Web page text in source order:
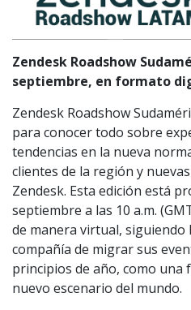
Zendesk Roadshow
septiembre, en formato
Zendesk Roadshow
para conocer todo sobre
tendencias en la nueva
clientes de la región y
Zendesk. Esta edición está
septiembre a las 10 a.m.
de manera virtual, siguiendo
compañía de migrar sus
principios de año, como una
nuevo escenario del mundo.